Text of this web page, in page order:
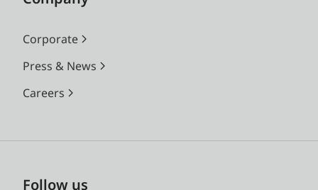
Corporate
Press & News
Careers
Follow us